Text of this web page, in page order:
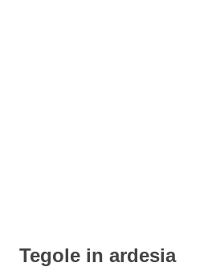
Tegole in ardesia